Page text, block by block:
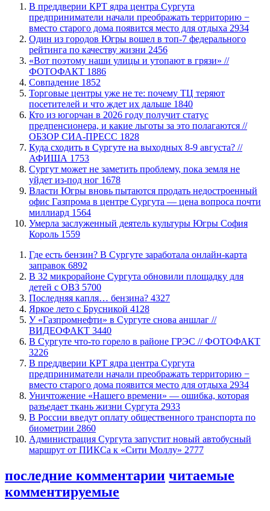
​В преддверии КРТ ядра центра Сургута
предприниматели начали преображать территорию −
вместо старого дома появится место для отдыха 2934
Один из городов Югры вошел в топ-7 федерального
рейтинга по качеству жизни 2456
«Вот поэтому наши улицы и утопают в грязи» //
ФОТОФАКТ 1886
​Совпадение 1852
Торговые центры уже не те: почему ТЦ теряют
посетителей и что ждет их дальше 1840
Кто из югорчан в 2026 году получит статус
предпенсионера, и какие льготы за это полагаются //
ОБЗОР СИА-ПРЕСС 1828
​Куда сходить в Сургуте на выходных 8-9 августа? //
АФИША 1753
Сургут может не заметить проблему, пока земля не
уйдет из-под ног 1678
Власти Югры вновь пытаются продать недостроенный
офис Газпрома в центре Сургута — цена вопроса почти
миллиард 1564
​Умерла заслуженный деятель культуры Югры София
Король 1559
​Где есть бензин? В Сургуте заработала онлайн-карта
заправок 6892
В 32 микрорайоне Сургута обновили площадку для
детей с ОВЗ 5700
​Последняя капля… бензина? 4327
Яркое лето с Брусникой 4128
У «Газпромнефти» в Сургуте снова аншлаг //
ВИДЕОФАКТ 3440
​В Сургуте что-то горело в районе ГРЭС // ФОТОФАКТ
3226
​В преддверии КРТ ядра центра Сургута
предприниматели начали преображать территорию −
вместо старого дома появится место для отдыха 2934
​Уничтожение «Нашего времени» — ошибка, которая
разъедает ткань жизни Сургута 2933
В России введут оплату общественного транспорта по
биометрии 2860
​Администрация Сургута запустит новый автобусный
маршрут от ПИКСа к «Сити Моллу» 2777
последние комментарии читаемые
комментируемые